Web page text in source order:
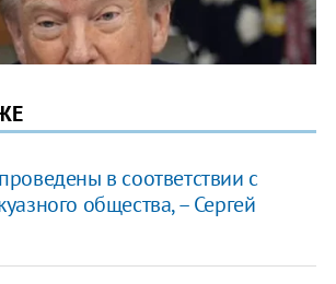
в соответствии с
общества, – Сергей